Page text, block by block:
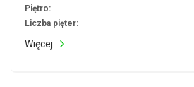
Piętro:
Liczba pięter:
Więcej